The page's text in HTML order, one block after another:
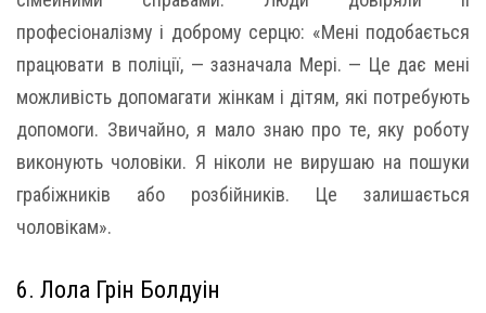
професіоналізму і доброму серцю: «Мені подобається
працювати в поліції, — зазначала Мері. — Це дає мені
можливість допомагати жінкам і дітям, які потребують
допомоги. Звичайно, я мало знаю про те, яку роботу
виконують чоловіки. Я ніколи не вирушаю на пошуки
грабіжників або розбійників. Це залишається
чоловікам».
6. Лола Грін Болдуін